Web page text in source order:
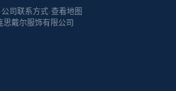
公司联系方式·查看地图
戴尔服饰有限公司